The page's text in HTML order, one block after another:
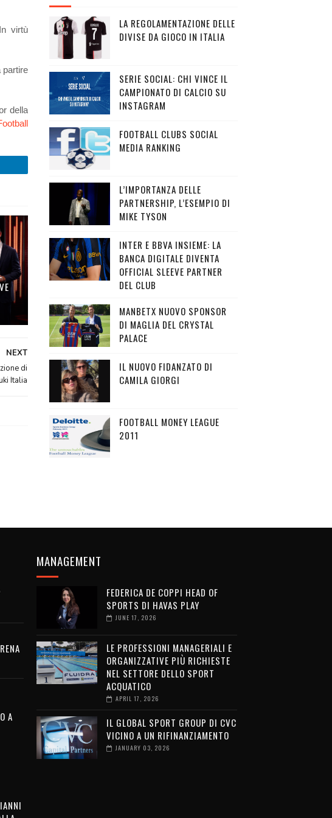
virtù
partire
della
NEXT
di
Italia
LA REGOLAMENTAZIONE DELLE
DIVISE DA GIOCO IN ITALIA
SERIE SOCIAL: CHI VINCE IL
CAMPIONATO DI CALCIO SU
INSTAGRAM
FOOTBALL CLUBS SOCIAL
MEDIA RANKING
L’IMPORTANZA DELLE
PARTNERSHIP, L’ESEMPIO DI
MIKE TYSON
INTER E BBVA INSIEME: LA
BANCA DIGITALE DIVENTA
OFFICIAL SLEEVE PARTNER
DEL CLUB
MANBETX NUOVO SPONSOR
DI MAGLIA DEL CRYSTAL
PALACE
IL NUOVO FIDANZATO DI
CAMILA GIORGI
FOOTBALL MONEY LEAGUE
2011
A
MANAGEMENT
FEDERICA DE COPPI HEAD OF
SPORTS DI HAVAS PLAY
JUNE 17, 2026
LE PROFESSIONI MANAGERIALI E
ORGANIZZATIVE PIÙ RICHIESTE
NEL SETTORE DELLO SPORT
ACQUATICO
APRIL 17, 2026
IL GLOBAL SPORT GROUP DI CVC
VICINO A UN RIFINANZIAMENTO
JANUARY 03, 2026